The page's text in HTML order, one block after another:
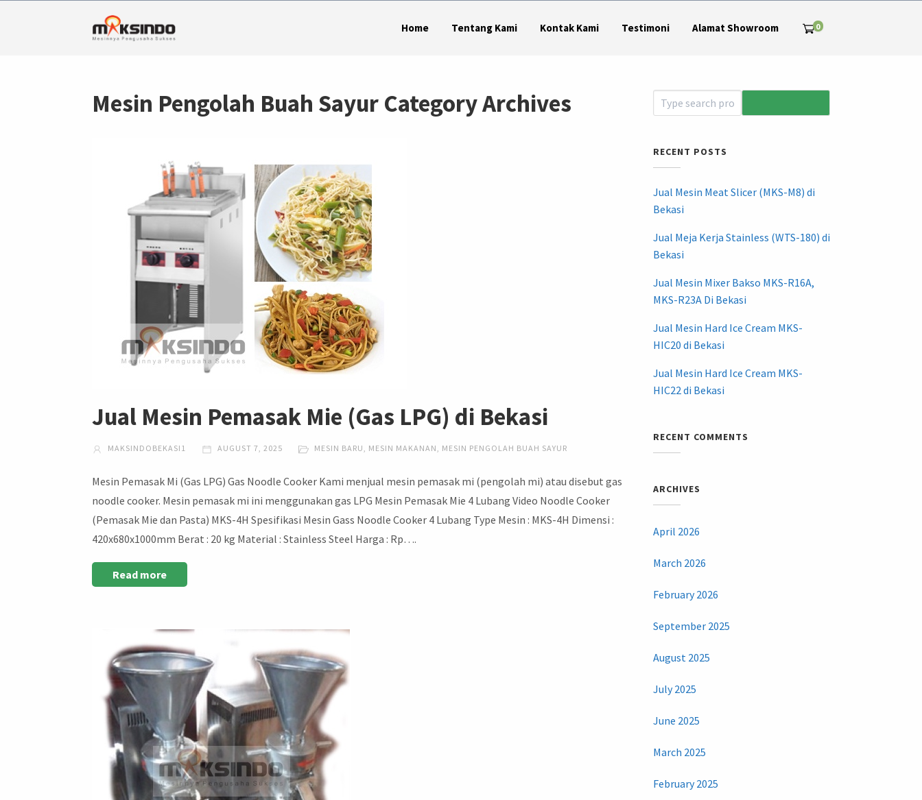
Home Tentang Kami Kontak Kami Testimoni Alamat Showroom 0
Mesin Pengolah Buah Sayur Category Archives
Jual Mesin Pemasak Mie (Gas LPG) di Bekasi
MAKSINDOBEKASI1 AUGUST 7, 2025 MESIN BARU, MESIN MAKANAN, MESIN PENGOLAH BUAH SAYUR
Mesin Pemasak Mi (Gas LPG) Gas Noodle Cooker Kami menjual mesin pemasak mi (pengolah mi) atau disebut gas
noodle cooker. Mesin pemasak mi ini menggunakan gas LPG Mesin Pemasak Mie 4 Lubang Video Noodle Cooker
(Pemasak Mie dan Pasta) MKS-4H Spesifikasi Mesin Gass Noodle Cooker 4 Lubang Type Mesin : MKS-4H Dimensi :
420x680x1000mm Berat : 20 kg Material : Stainless Steel Harga : Rp….
Read more
RECENT POSTS
Jual Mesin Meat Slicer (MKS-M8) di
Bekasi
Jual Meja Kerja Stainless (WTS-180) di
Bekasi
Jual Mesin Mixer Bakso MKS-R16A,
MKS-R23A Di Bekasi
Jual Mesin Hard Ice Cream MKS-
HIC20 di Bekasi
Jual Mesin Hard Ice Cream MKS-
HIC22 di Bekasi
RECENT COMMENTS
ARCHIVES
April 2026
March 2026
February 2026
September 2025
August 2025
July 2025
June 2025
March 2025
February 2025